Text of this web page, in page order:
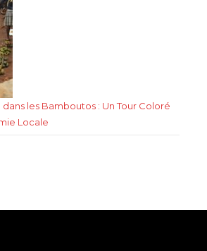
les Bamboutos : Un Tour Coloré
Locale